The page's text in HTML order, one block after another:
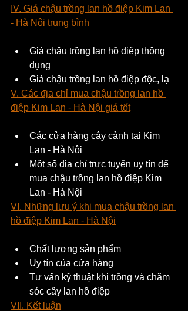
IV. Giá chậu trồng lan hồ điệp Kim Lan
- Hà Nội trung bình
Giá chậu trồng lan hồ điệp thông
dụng
Giá chậu trồng lan hồ điệp độc, lạ
V. Các địa chỉ mua chậu trồng lan hồ
điệp Kim Lan - Hà Nội giá tốt
Các cửa hàng cây cảnh tại Kim
Lan - Hà Nội
Một số địa chỉ trực tuyến uy tín để
mua chậu trồng lan hồ điệp Kim
Lan - Hà Nội
VI. Những lưu ý khi mua chậu trồng lan
hồ điệp Kim Lan - Hà Nội
Chất lượng sản phẩm
Uy tín của cửa hàng
Tư vấn kỹ thuật khi trồng và chăm
sóc cây lan hồ điệp
VII. Kết luận